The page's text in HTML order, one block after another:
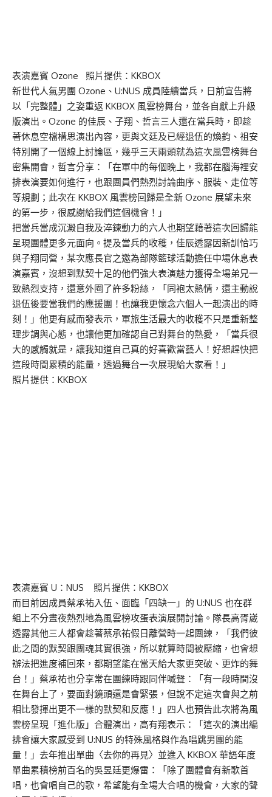
表演嘉賓 Ozone 照片提供：KKBOX
新世代人氣男團 Ozone、U:NUS 成員陸續當兵，日前宣告將
以「完整體」之姿重返 KKBOX 風雲榜舞台，並各自獻上升級
版演出。Ozone 的佳辰、子翔、哲言三人還在當兵時，即趁
著休息空檔構思演出內容，更與文廷及已經退伍的煥鈞、祖安
特別開了一個線上討論區，幾乎三天兩頭就為這次風雲榜舞台
密集開會，哲言分享：「在軍中的每個晚上，我都在腦海裡安
排表演要如何進行，也跟團員們熱烈討論曲序、服裝、走位等
等規劃；此次在 KKBOX 風雲榜回歸是全新 Ozone 展望未來
的第一步，很感謝給我們這個機會！」
把當兵當成沉澱自我及淬鍊動力的六人也期望藉著這次回歸能
呈現團體更多元面向。提及當兵的收穫，佳辰透露因新訓恰巧
與子翔同營，某次應長官之邀為部隊籃球活動擔任中場休息表
演嘉賓，沒想到默契十足的他們強大表演魅力獲得全場弟兄一
致熱烈支持，還意外圈了許多粉絲，「同袍太熱情，還主動說
退伍後要當我們的應援團！也讓我更懷念六個人一起演出的時
刻！」他更有感而發表示，軍旅生活最大的收穫不只是重新整
理步調與心態，也讓他更加確認自己對舞台的熱愛，「當兵很
大的感觸就是，讓我知道自己真的好喜歡當藝人！好想趕快把
這段時間累積的能量，透過舞台一次展現給大家看！」
照片提供：KKBOX
表演嘉賓 U：NUS 照片提供：KKBOX
而目前因成員蔡承祐入伍、面臨「四缺一」的 U:NUS 也在群
組上不分晝夜熱烈地為風雲榜攻蛋表演展開討論。隊長高胥崴
透露其他三人都會趁著蔡承祐假日離營時一起團練，「我們彼
此之間的默契跟團魂其實很強，所以就算時間被壓縮，也會想
辦法把進度補回來，都期望能在當天給大家更突破、更炸的舞
台！」蔡承祐也分享常在團練時跟同伴喊聲：「有一段時間沒
在舞台上了，要面對鏡頭還是會緊張，但說不定這次會與之前
相比發揮出更不一樣的默契和反應！」四人也預告此次將為風
雲榜呈現「進化版」合體演出，高有翔表示：「這次的演出編
排會讓大家感受到 U:NUS 的特殊風格與作為唱跳男團的能
量！」去年推出單曲〈去你的再見〉並進入 KKBOX 華語年度
單曲累積榜前百名的吳昱廷更爆雷：「除了團體會有新歌首
唱，也會唱自己的歌，希望能有全場大合唱的機會，大家的聲